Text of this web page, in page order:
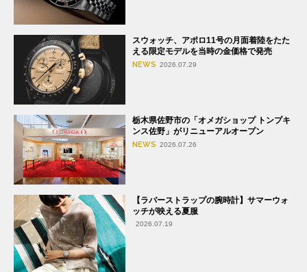
スウォッチ、アポロ11号の月面着陸をたた
える限定モデルを当時の金価格で発売
NEWS 2026.07.29
栃木県佐野市の「オメガショップ トンプキ
ンス佐野」がリニューアルオープン
NEWS 2026.07.26
【ラバーストラップの腕時計】サマーウォ
ッチが映える夏服
2026.07.19